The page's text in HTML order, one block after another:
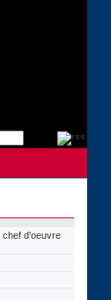
chef d'oeuvre